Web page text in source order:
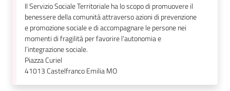
Il Servizio Sociale Territoriale ha lo scopo di promuovere il
benessere della comunità attraverso azioni di prevenzione
e promozione sociale e di accompagnare le persone nei
momenti di fragilità per favorire l’autonomia e
l’integrazione sociale.
Piazza Curiel
41013Castelfranco Emilia MO